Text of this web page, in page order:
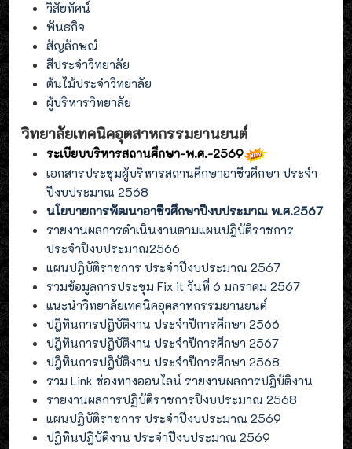
วิสัยทัศน์
พันธกิจ
สัญลักษณ์
สีประจำวิทยาลัย
ต้นไม้ประจำวิทยาลัย
ผู้บริหารวิทยาลัย
วิทยาลัยเทคนิคอุตสาหกรรมยานยนต์
ระเบียบบริหารสถานศึกษา-พ.ศ.-2569
เอกสารประชุมผู้บริหารสถานศึกษาอาชีวศึกษา ประจำ
ปีงบประมาณ 2568
นโยบายการพัฒนาอาชีวศึกษาปีงบประมาณ พ.ศ.2567
รายงานผลการดำเนินงานตามแผนปฎิบัติราชการ
ประจำปีงบประมาณ2566
แผนปฎิบัติราชการ ประจำปีงบประมาณ 2567
รวมข้อมูลการประชุม Fix it วันที่ 6 มกราคม 2567
แนะนำวิทยาลัยเทคนิคอุตสาหกรรมยานยนต์
ปฎิทินการปฎิบัติงาน ประจำปีการศึกษา 2566
ปฎิทินการปฎิบัติงาน ประจำปีการศึกษา 2567
ปฎิทินการปฎิบัติงาน ประจำปีการศึกษา 2568
รวม Link ช่องทางออนไลน์ รายงานผลการปฎิบัติงาน
รายงานผลการปฏิบัติราชการปีงบประมาณ 2568
แผนปฏิบัติราชการ ประจำปีงบประมาณ 2569
ปฏิทินปฎิบัติงาน ประจำปีงบประมาณ 2569